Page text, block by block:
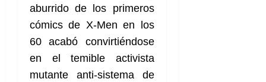
aburrido de los primeros
cómics de X-Men en los
60 acabó convirtiéndose
en el temible activista
mutante anti-sistema de